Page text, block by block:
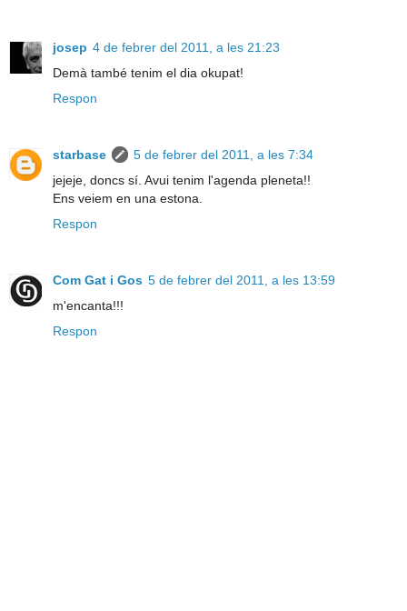
josep 4 de febrer del 2011, a les 21:23
Demà també tenim el dia okupat!
Respon
starbase
5 de febrer del 2011, a les 7:34
jejeje, doncs sí. Avui tenim l'agenda pleneta!!
Ens veiem en una estona.
Respon
Com Gat i Gos 5 de febrer del 2011, a les 13:59
m'encanta!!!
Respon